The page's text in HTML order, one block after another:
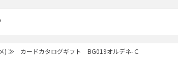
) ≫ カードカタログギフト BG019オルデネ-Ｃ